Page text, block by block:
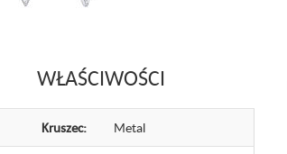
WŁAŚCIWOŚCI
Kruszec: Metal